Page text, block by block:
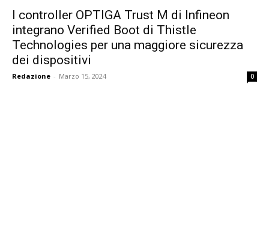
I controller OPTIGA Trust M di Infineon
integrano Verified Boot di Thistle
Technologies per una maggiore sicurezza
dei dispositivi
Redazione - Marzo 15, 2024 0